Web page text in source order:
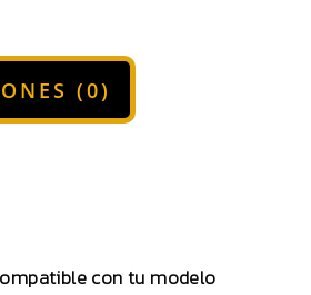
(0)
con tu modelo